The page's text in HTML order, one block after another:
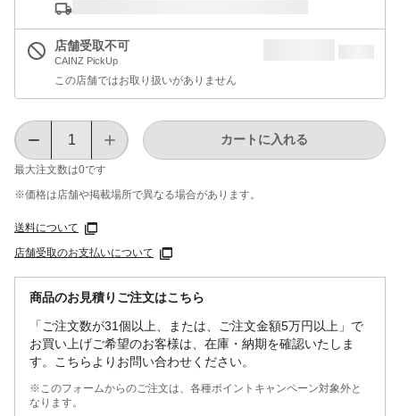
店舗受取不可
CAINZ PickUp
この店舗ではお取り扱いがありません
最大注文数は0です
カートに入れる
※価格は​店舗や​掲載場所で​異なる​場合が​あります。
送料について
店舗受取のお支払いについて
商品のお見積りご注文はこちら
「ご注文数が31個以上、または、ご注文金額5万円以上」で
お買い上げご希望のお客様は、在庫・納期を確認いたしま
す。こちらよりお問い合わせください。
※このフォームからのご注文は、各種ポイントキャンペーン対象外と
なります。